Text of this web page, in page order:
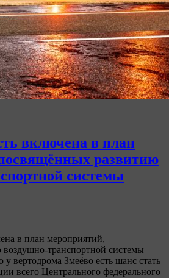
включена в план
развитию
системы
в план мероприятий,
транспортной системы
вертодрома Змеёво есть шанс стать
всего Центрального федерального